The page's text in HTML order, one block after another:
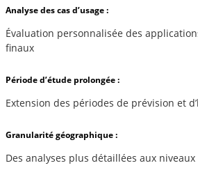
Analyse des cas d’usage :
Évaluation personnalisée des
finaux
Période d’étude prolongée :
Extension des périodes de prévision et
Granularité géographique :
Des analyses plus détaillées aux